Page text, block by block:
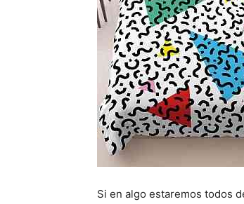
Si en algo estaremos todos